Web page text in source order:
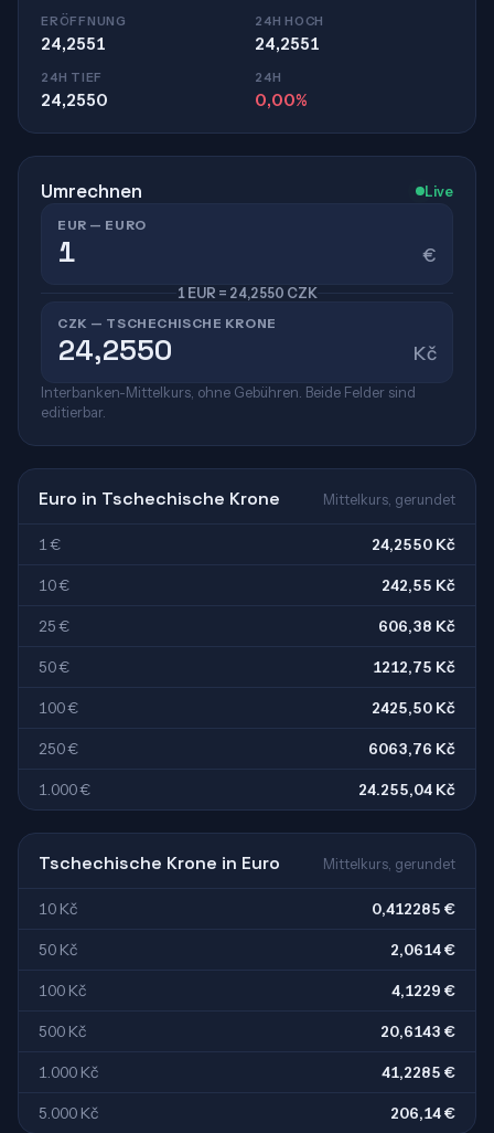
ERÖFFNUNG
24,2551
24H HOCH
24,2551
24H TIEF
24,2550
24H
0,00%
Umrechnen Live
EUR — EURO
€
1 EUR = 24,2550 CZK
CZK — TSCHECHISCHE KRONE
Kč
Interbanken-Mittelkurs, ohne Gebühren. Beide Felder sind
editierbar.
Euro in Tschechische Krone Mittelkurs, gerundet
1 € 24,2550 Kč
10 € 242,55 Kč
25 € 606,38 Kč
50 € 1212,75 Kč
100 € 2425,50 Kč
250 € 6063,76 Kč
1.000 € 24.255,04 Kč
Tschechische Krone in Euro Mittelkurs, gerundet
10 Kč 0,412285 €
50 Kč 2,0614 €
100 Kč 4,1229 €
500 Kč 20,6143 €
1.000 Kč 41,2285 €
5.000 Kč 206,14 €